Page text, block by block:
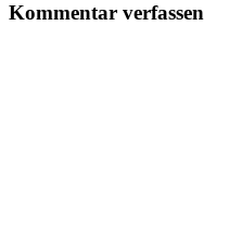
Kommentar verfassen